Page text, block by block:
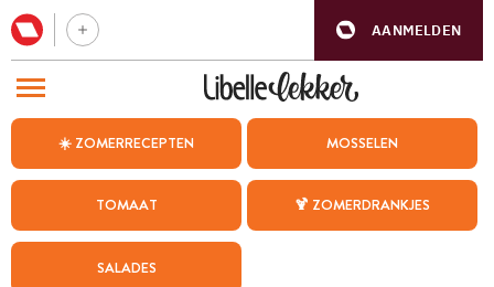
AANMELDEN
☀️ ZOMERRECEPTEN MOSSELEN
TOMAAT 🍹 ZOMERDRANKJES
SALADES
BEZOEK ONZE ANDERE WEBSITES
WEEKMENU
CHAT MET MAIA